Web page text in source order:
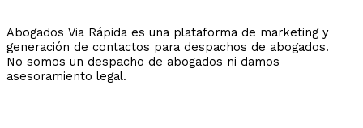
Abogados Via Rápida es una plataforma de marketing y
generación de contactos para despachos de abogados.
No somos un despacho de abogados ni damos
asesoramiento legal.